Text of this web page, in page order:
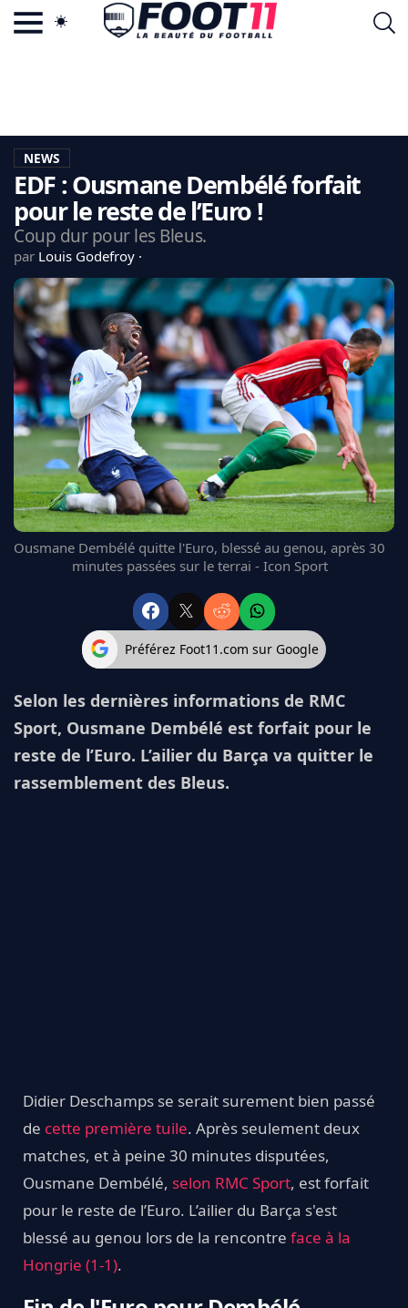
LA CHARTE
VIE PRIVÉE
CGU
CONTACTEZ-NOUS
MERCATO
CDM 2026
EDF
PSG
LIGUE 1
REAL MADRID
FC BARCELONE
MANCHESTER UNITED
CHELSEA
ARSENAL
BAYERN
L'AVIS DE LA RÉDAC'
NEWS
EDF : Ousmane Dembélé forfait
pour le reste de l’Euro !
Coup dur pour les Bleus.
par Louis Godefroy
Ousmane Dembélé quitte l'Euro, blessé au genou, après 30
minutes passées sur le terrai - Icon Sport
Préférez Foot11.com sur Google
Selon les dernières informations de RMC
Sport, Ousmane Dembélé est forfait pour le
reste de l’Euro. L’ailier du Barça va quitter le
rassemblement des Bleus.
Didier Deschamps se serait surement bien passé
de cette première tuile. Après seulement deux
matches, et à peine 30 minutes disputées,
Ousmane Dembélé, selon RMC Sport, est forfait
pour le reste de l’Euro. L’ailier du Barça s'est
blessé au genou lors de la rencontre face à la
Hongrie (1-1).